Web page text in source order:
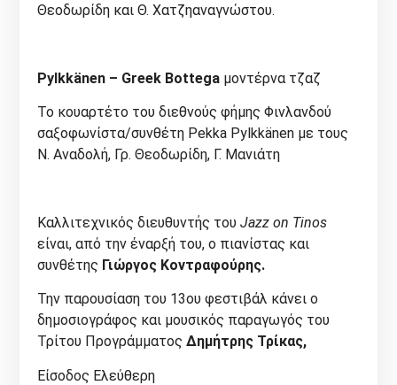
Θεοδωρίδη και Θ. Χατζηαναγνώστου.
Pylkkänen – Greek Bottega μοντέρνα τζαζ
Το κουαρτέτο του διεθνούς φήμης Φινλανδού
σαξοφωνίστα/συνθέτη Pekka Pylkkänen με τους
Ν. Αναδολή, Γρ. Θεοδωρίδη, Γ. Μανιάτη
Καλλιτεχνικός διευθυντής τουJazz on Tinos
είναι, από την έναρξή του, ο πιανίστας και
συνθέτης Γιώργος Κοντραφούρης.
Την παρουσίαση του 13ου φεστιβάλ κάνει ο
δημοσιογράφος και μουσικός παραγωγός του
Τρίτου ΠρογράμματοςΔημήτρης Τρίκας,
Είσοδος Ελεύθερη